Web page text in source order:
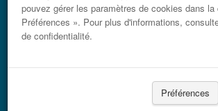
pouvez gérer les paramètres de cookies dans la
Préférences ». Pour plus d'informations,
de confidentialité.
Préférences